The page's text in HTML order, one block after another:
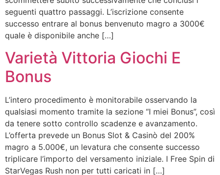
seguenti quattro passaggi. L’iscrizione consente
successo entrare al bonus benvenuto magro a 3000€
quale è disponibile anche […]
Varietà Vittoria Giochi E
Bonus
L’intero procedimento è monitorabile osservando la
qualsiasi momento tramite la sezione “I miei Bonus”, così
da tenere sotto controllo scadenze e avanzamento.
L’offerta prevede un Bonus Slot & Casinò del 200%
magro a 5.000€, un levatura che consente successo
triplicare l’importo del versamento iniziale. I Free Spin di
StarVegas Rush non per tutti caricati in […]